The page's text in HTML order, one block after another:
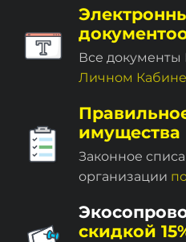
Все
Личном
имущества
Законное
организации
скидкой